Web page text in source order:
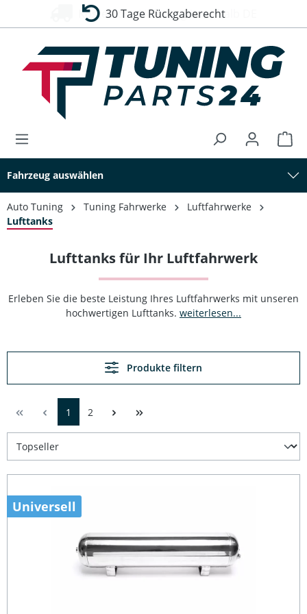
30 Tage Rückgaberecht
Fahrzeug auswählen
Auto Tuning Tuning Fahrwerke
Luftfahrwerke
Lufttanks
Lufttanks für Ihr Luftfahrwerk
Erleben Sie die beste Leistung Ihres Luftfahrwerks mit unseren
hochwertigen Lufttanks. weiterlesen...
Produkte filtern
1 2
Universell